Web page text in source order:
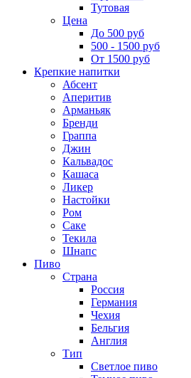
Тутовая
Цена
До 500 руб
500 - 1500 руб
От 1500 руб
Крепкие напитки
Абсент
Аперитив
Арманьяк
Бренди
Граппа
Джин
Кальвадос
Кашаса
Ликер
Настойки
Ром
Саке
Текила
Шнапс
Пиво
Страна
Россия
Германия
Чехия
Бельгия
Англия
Тип
Светлое пиво